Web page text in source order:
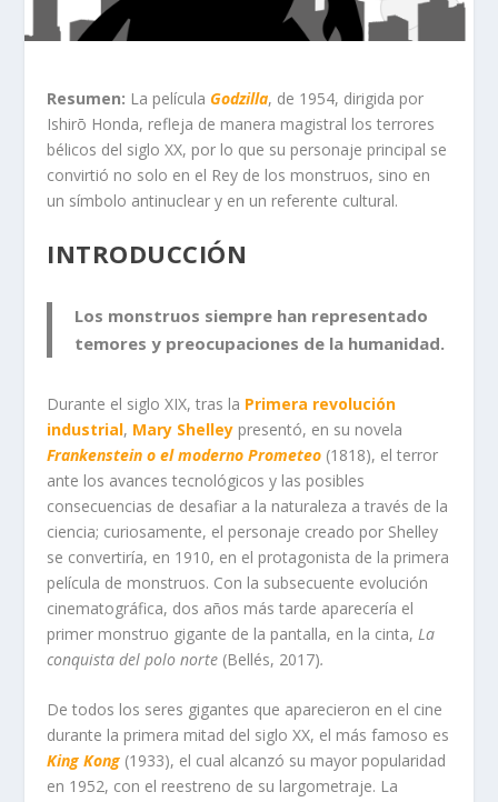
Resumen: La películaGodzilla, de 1954, dirigida por
Ishirō Honda, refleja de manera magistral los terrores
bélicos del siglo XX, por lo que su personaje principal se
convirtió no solo en el Rey de los monstruos, sino en
un símbolo antinuclear y en un referente cultural.
INTRODUCCIÓN
Los monstruos siempre han representado
temores y preocupaciones de la humanidad.
Durante el siglo XIX, tras la Primera revolución
industrial, Mary Shelley presentó, en su novela
Frankenstein o el moderno Prometeo (1818), el terror
ante los avances tecnológicos y las posibles
consecuencias de desafiar a la naturaleza a través de la
ciencia; curiosamente, el personaje creado por Shelley
se convertiría, en 1910, en el protagonista de la primera
película de monstruos. Con la subsecuente evolución
cinematográfica, dos años más tarde aparecería el
primer monstruo gigante de la pantalla, en la cinta,La
conquista del polo norte (Bellés, 2017).
De todos los seres gigantes que aparecieron en el cine
durante la primera mitad del siglo XX, el más famoso es
King Kong (1933), el cual alcanzó su mayor popularidad
en 1952, con el reestreno de su largometraje. La